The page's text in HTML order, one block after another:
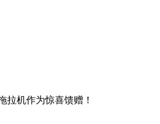
拉机作为惊喜馈赠！